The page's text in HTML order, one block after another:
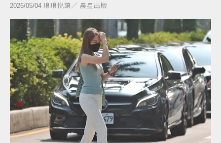
2026/05/04 琅琅悅讀／ 晨星出版